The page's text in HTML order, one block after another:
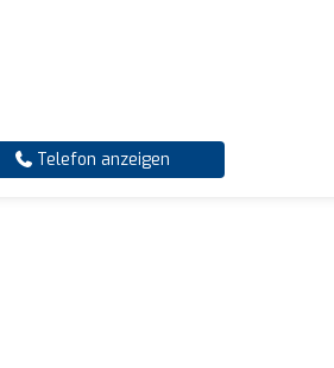
Telefon anzeigen